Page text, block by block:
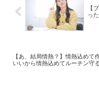
【
っ
【あ、結局情熱？】情熱込めて
いいから情熱込めてルーチン守